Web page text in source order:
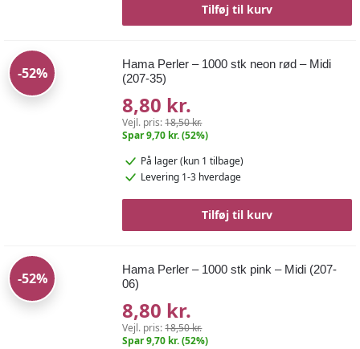
Tilføj til kurv
-52%
Hama Perler – 1000 stk neon rød – Midi
(207-35)
8,80 kr.
Vejl. pris:18,50 kr.
Spar 9,70 kr. (52%)
På lager(kun 1 tilbage)
Levering 1-3 hverdage
Tilføj til kurv
-52%
Hama Perler – 1000 stk pink – Midi (207-
06)
8,80 kr.
Vejl. pris:18,50 kr.
Spar 9,70 kr. (52%)